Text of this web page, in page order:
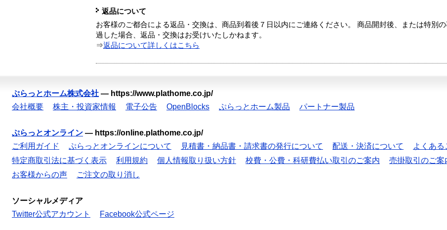
返品について
お客様のご都合による返品・交換は、商品到着後７日以内にご連絡ください。 商品開封後、または特別
過した場合、返品・交換はお受けいたしかねます。
⇒返品について詳しくはこちら
ぷらっとホーム株式会社 — https://www.plathome.co.jp/
会社概要
株主・投資家情報 電子公告 OpenBlocks ぷらっとホーム製品 パートナー製品
ぷらっとオンライン — https://online.plathome.co.jp/
ご利用ガイド
ぷらっとオンラインについて 見積書・納品書・請求書の発行について 配送・決済について
よくある
特定商取引法に基づく表示
利用規約 個人情報取り扱い方針 校費・公費・科研費払い取引のご案内 売掛取引のご案
お客様からの声
ご注文の取り消し
ソーシャルメディア
Twitter公式アカウント
Facebook公式ページ